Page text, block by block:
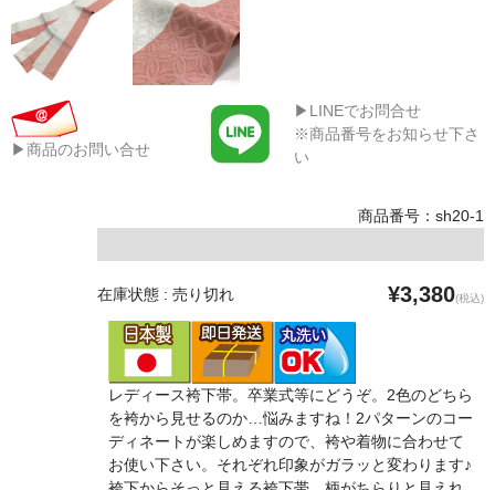
▶商品のお問い合せ
▶LINEでお問合せ
※商品番号をお知らせ下さ
い
商品番号：sh20-1
在庫状態 : 売り切れ ¥3,380(税込)
レディース袴下帯。卒業式等にどうぞ。2色のどちら
を袴から見せるのか…悩みますね！2パターンのコー
ディネートが楽しめますので、袴や着物に合わせて
お使い下さい。それぞれ印象がガラッと変わります♪